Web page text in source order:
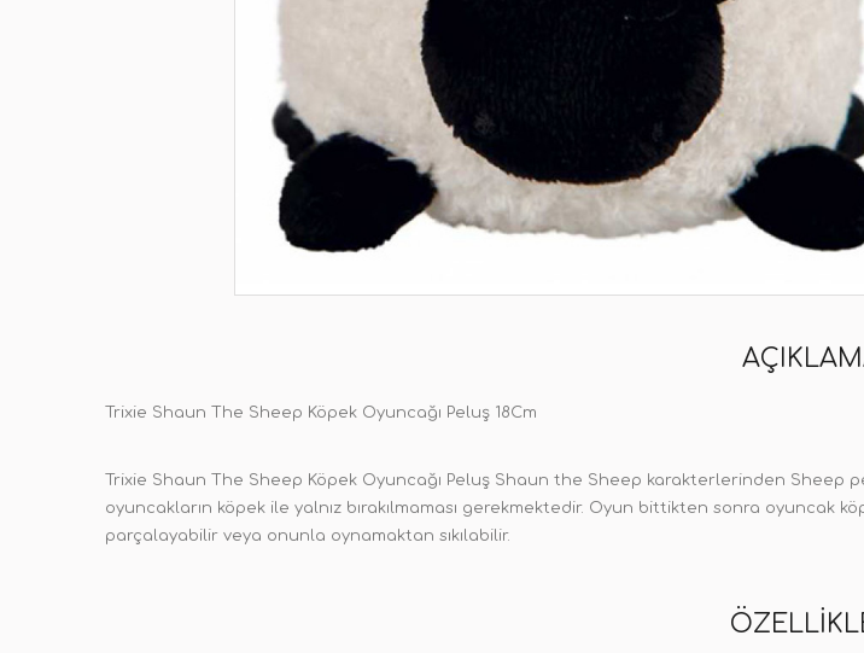
Trixie Shaun The Sheep Köpek Oyuncağı Peluş 18Cm
Trixie Shaun The Sheep Köpek Oyuncağı Peluş Shaun the Sheep karakterlerinden Sheep
oyuncakların köpek ile yalnız bırakılmaması gerekmektedir. Oyun bittikten sonra oyuncak
parçalayabilir veya onunla oynamaktan sıkılabilir.